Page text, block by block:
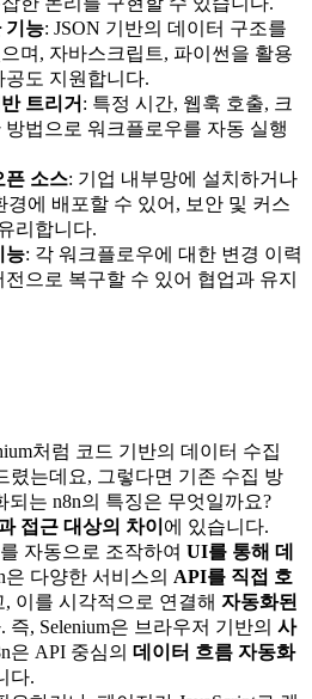
기능: JSON 기반의 데이터 구조를
며, 자바스크립트, 파이썬을 활용
도 지원합니다.
트리거 : 특정 시간, 웹훅 호출, 크
법으로 워크플로우를 자동 실행
픈 소스: 기업 내부망에 설치하거나
경에 배포할 수 있어, 보안 및 커스
리합니다.
능: 각 워크플로우에 대한 변경 이력
으로 복구할 수 있어 협업과 유지
처럼 코드 기반의 데이터 수집
렸는데요, 그렇다면 기존 수집 방
되는 n8n의 특징은 무엇일까요?
접근 대상의 차이 에 있습니다.
자동으로 조작하여 UI를 통해 데
은 다양한 서비스의 API를 직접 호
이를 시각적으로 연결해 자동화된
즉, Selenium은 브라우저 기반의 사
은 API 중심의 데이터 흐름 자동화
다.